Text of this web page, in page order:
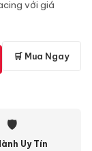
với giá
🛒 Mua Ngay
🛡
Uy Tín